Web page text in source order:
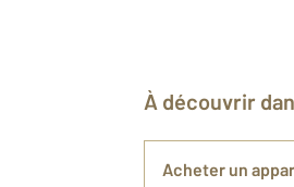
À découvrir
Acheter un